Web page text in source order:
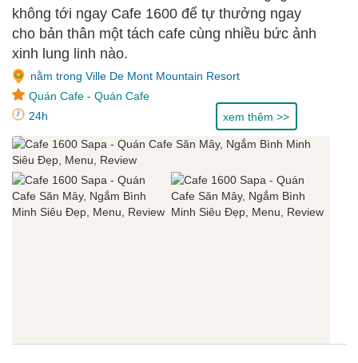
không tới ngay Cafe 1600 để tự thưởng ngay
cho bản thân một tách cafe cùng nhiều bức ảnh
xinh lung linh nào.
nằm trong Ville De Mont Mountain Resort
Quán Cafe - Quán Cafe
24h
xem thêm >>